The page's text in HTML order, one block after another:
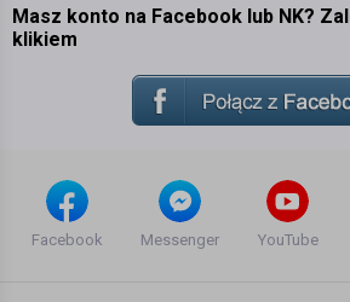
Masz konto na Facebook lub NK?
klikiem
Facebook Messenger YouTube